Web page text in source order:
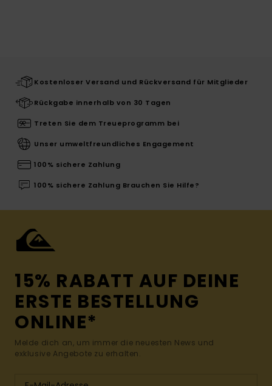
Kostenloser Versand und Rückversand für Mitglieder
Rückgabe innerhalb von 30 Tagen
Treten Sie dem Treueprogramm bei
Unser umweltfreundliches Engagement
100% sichere Zahlung
100% sichere Zahlung Brauchen Sie Hilfe?
15% RABATT AUF DEINE
ERSTE BESTELLUNG
ONLINE*
Melde dich an, um immer die neuesten News und
exklusive Angebote zu erhalten.